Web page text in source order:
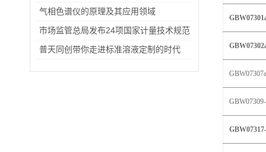
气相色谱仪的原理及其应用领域
市场监管总局发布24项国家计量技术规范
普天同创带你走进标准溶液定制的时代
GBW07302
GBW07307a
GBW07317-